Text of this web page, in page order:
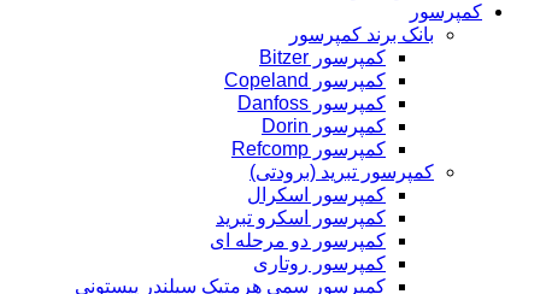
کمپرسور
بانک برند کمپرسور
کمپرسور Bitzer
کمپرسور Copeland
کمپرسور Danfoss
کمپرسور Dorin
کمپرسور Refcomp
کمپرسور تبرید (برودتی)
کمپرسور اسکرال
کمپرسور اسکرو تبرید
کمپرسور دو مرحله ای
کمپرسور روتاری
کمپرسور سمی هرمتیک سیلندر پیستونی